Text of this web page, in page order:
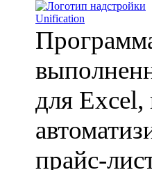
для Excel,
прайс-